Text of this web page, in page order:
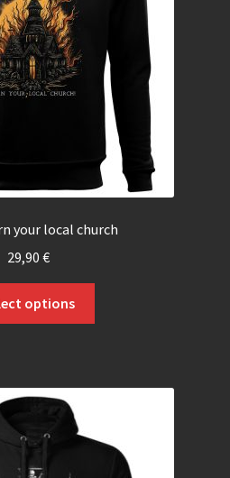
your local church
29,90 €
options